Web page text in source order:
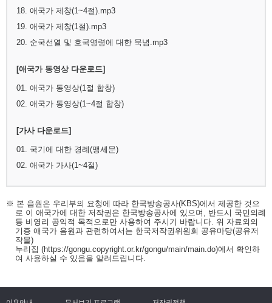
18. 애국가 제창(1~4절).mp3
19. 애국가 제창(1절).mp3
20. 순국선열 및 호국영령에 대한 묵념.mp3
[애국가 동영상 다운로드]
01. 애국가 동영상(1절 합창)
02. 애국가 동영상(1~4절 합창)
[가사 다운로드]
01. 국기에 대한 경례(맹세문)
02. 애국가 가사(1~4절)
※ 본 음원은 우리부의 요청에 따라 한국방송공사(KBS)에서 제공한 것으
로 이 애국가에 대한 저작권은 한국방송공사에 있으며, 반드시 국민의례
등 비영리 공익적 목적으로만 사용하여 주시기 바랍니다. 위 자료외의
기증 애국가 음원과 관련하여서는 한국저작권위원회 공유마당(공유저
작물)
누리집 (https://gongu.copyright.or.kr/gongu/main/main.do)에서 확인하
여 사용하실 수 있음을 알려드립니다.